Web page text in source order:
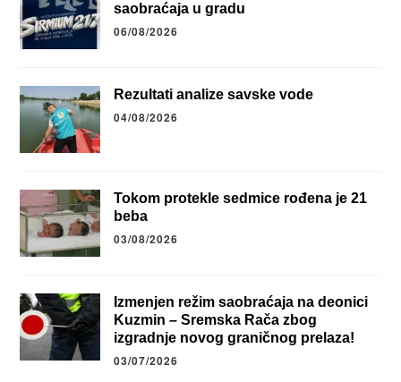
saobraćaja u gradu
06/08/2026
Rezultati analize savske vode
04/08/2026
Tokom protekle sedmice rođena je 21
beba
03/08/2026
Izmenjen režim saobraćaja na deonici
Kuzmin – Sremska Rača zbog
izgradnje novog graničnog prelaza!
03/07/2026